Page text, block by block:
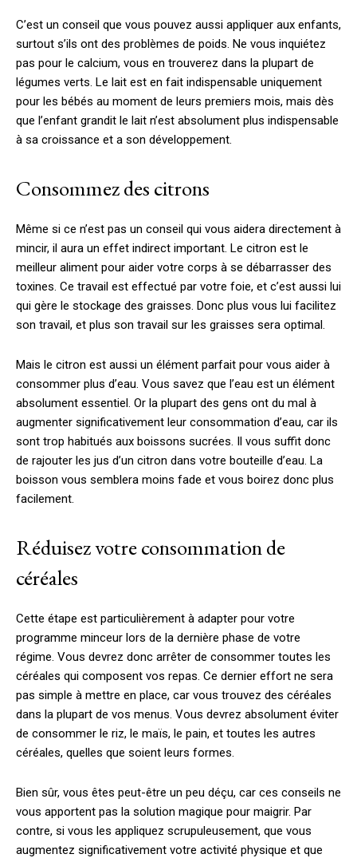
C’est un conseil que vous pouvez aussi appliquer aux enfants,
surtout s’ils ont des problèmes de poids. Ne vous inquiétez
pas pour le calcium, vous en trouverez dans la plupart de
légumes verts. Le lait est en fait indispensable uniquement
pour les bébés au moment de leurs premiers mois, mais dès
que l’enfant grandit le lait n’est absolument plus indispensable
à sa croissance et a son développement.
Consommez des citrons
Même si ce n’est pas un conseil qui vous aidera directement à
mincir, il aura un effet indirect important. Le citron est le
meilleur aliment pour aider votre corps à se débarrasser des
toxines. Ce travail est effectué par votre foie, et c’est aussi lui
qui gère le stockage des graisses. Donc plus vous lui facilitez
son travail, et plus son travail sur les graisses sera optimal.
Mais le citron est aussi un élément parfait pour vous aider à
consommer plus d’eau. Vous savez que l’eau est un élément
absolument essentiel. Or la plupart des gens ont du mal à
augmenter significativement leur consommation d’eau, car ils
sont trop habitués aux boissons sucrées. Il vous suffit donc
de rajouter les jus d’un citron dans votre bouteille d’eau. La
boisson vous semblera moins fade et vous boirez donc plus
facilement.
Réduisez votre consommation de
céréales
Cette étape est particulièrement à adapter pour votre
programme minceur lors de la dernière phase de votre
régime. Vous devrez donc arrêter de consommer toutes les
céréales qui composent vos repas. Ce dernier effort ne sera
pas simple à mettre en place, car vous trouvez des céréales
dans la plupart de vos menus. Vous devrez absolument éviter
de consommer le riz, le maïs, le pain, et toutes les autres
céréales, quelles que soient leurs formes.
Bien sûr, vous êtes peut-être un peu déçu, car ces conseils ne
vous apportent pas la solution magique pour maigrir. Par
contre, si vous les appliquez scrupuleusement, que vous
augmentez significativement votre activité physique et que